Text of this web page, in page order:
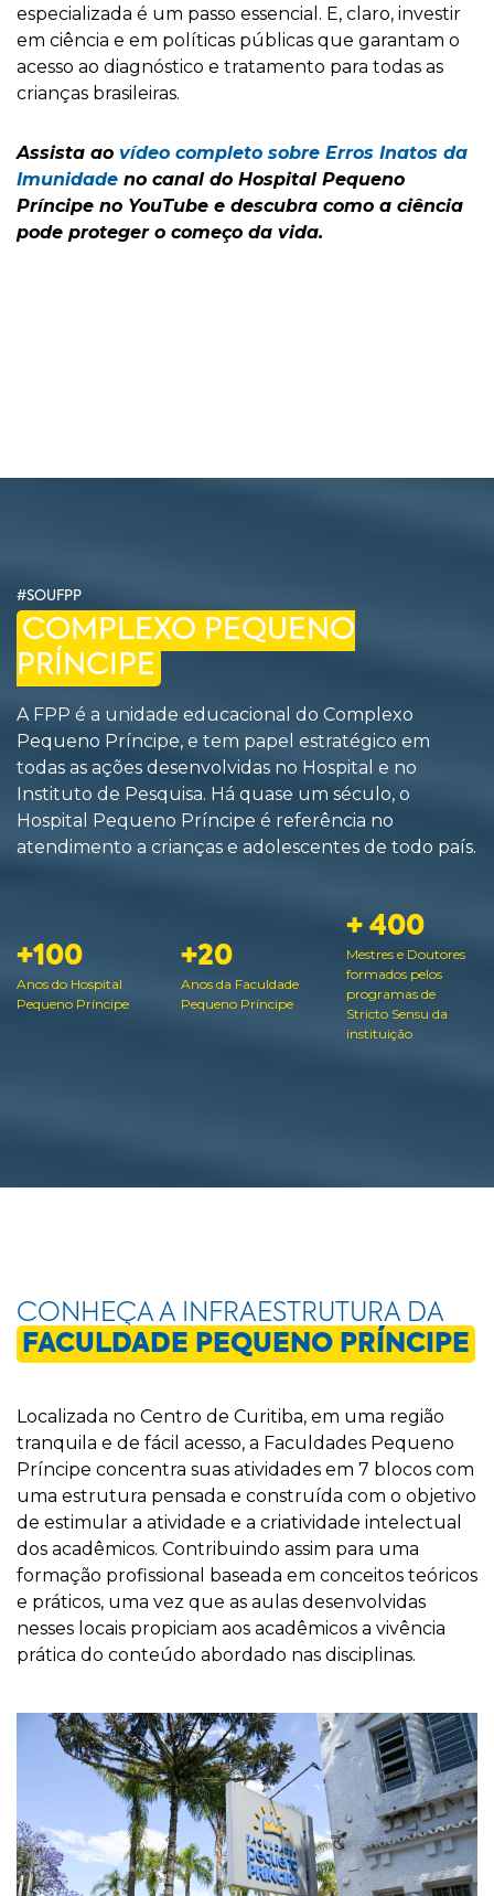
especializada é um passo essencial. E, claro, investir
em ciência e em políticas públicas que garantam o
acesso ao diagnóstico e tratamento para todas as
crianças brasileiras.
Assista ao vídeo completo sobre Erros Inatos da
Imunidade no canal do Hospital Pequeno
Príncipe no YouTube e descubra como a ciência
pode proteger o começo da vida.
#SOUFPP
COMPLEXO PEQUENO
PRÍNCIPE
A FPP é a unidade educacional do Complexo
Pequeno Príncipe, e tem papel estratégico em
todas as ações desenvolvidas no Hospital e no
Instituto de Pesquisa. Há quase um século, o
Hospital Pequeno Príncipe é referência no
atendimento a crianças e adolescentes de todo país.
+100
Anos do Hospital
Pequeno Príncipe
+20
Anos da Faculdade
Pequeno Príncipe
+ 400
Mestres e Doutores
formados pelos
programas de
Stricto Sensu da
instituição
CONHEÇA A INFRAESTRUTURA DA
FACULDADE PEQUENO PRÍNCIPE
Localizada no Centro de Curitiba, em uma região
tranquila e de fácil acesso, a Faculdades Pequeno
Príncipe concentra suas atividades em 7 blocos com
uma estrutura pensada e construída com o objetivo
de estimular a atividade e a criatividade intelectual
dos acadêmicos. Contribuindo assim para uma
formação profissional baseada em conceitos teóricos
e práticos, uma vez que as aulas desenvolvidas
nesses locais propiciam aos acadêmicos a vivência
prática do conteúdo abordado nas disciplinas.